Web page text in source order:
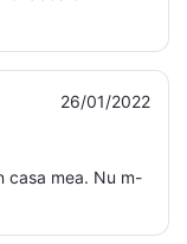
26/01/2022
casa mea. Nu m-